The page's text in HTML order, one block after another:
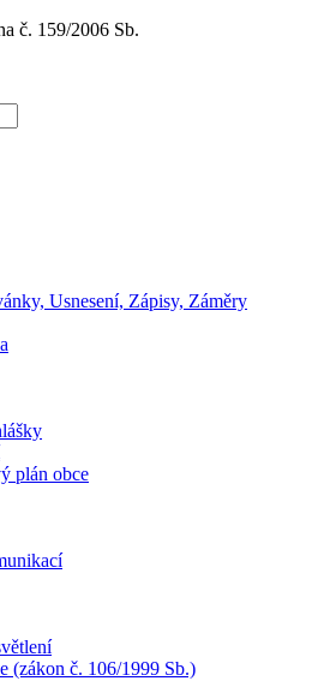
č. 159/2006 Sb.
Usnesení, Zápisy, Záměry
plán obce
(zákon č. 106/1999 Sb.)